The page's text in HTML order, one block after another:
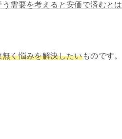
需要を考えると安価で済むとは
く悩みを解決したいものです。